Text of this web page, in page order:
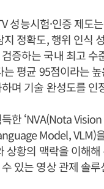
성능시험·인증 제도
정확도, 행위 인식
증하는 국내 최고 수
는 평균 95점이라는
며 기술 완성도를 인
한 ‘NVA(Nota
Model, VLM)
상황의 맥락을 이해
있는 영상 관제 솔루